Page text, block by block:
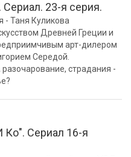
23-я серия.
- Таня Куликова
Древней Греции и
арт-дилером
Середой.
разочарование, страдания -
Сериал 16-я